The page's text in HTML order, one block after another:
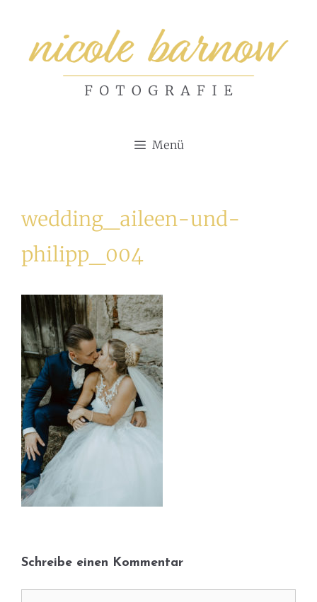
springen
Menü
wedding_aileen-und-
philipp_004
Schreibe einen Kommentar